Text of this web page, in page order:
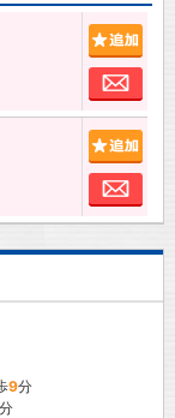
お
お
9分
分